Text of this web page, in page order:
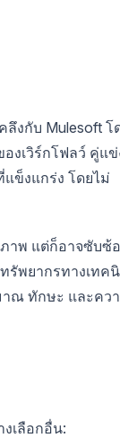
งกับ Mulesoft โ
งเวิร์กโฟลว์ คู่แข่
ข็งแกร่ง โดยไม่
าพ แต่ก็อาจซับซ้
รัพยากรทางเทค
าณ ทักษะ และคว
เลือกอื่น: